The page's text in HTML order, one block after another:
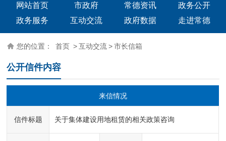
网站首页 市政府 常德资讯
政务公开
政务服务
互动交流 政府数据 走进常德
您的位置： 首页 > 互动交流 > 市长信箱
公开信件内容
来信情况
信件标题 关于集体建设用地租赁的相关政策咨询